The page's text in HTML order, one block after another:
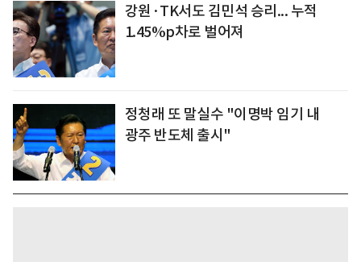
강원·TK서도 김민석 승리... 누적
1.45%p차로 벌어져
정청래 또 말실수 "이명박 임기 내
광주 반도체 출시"